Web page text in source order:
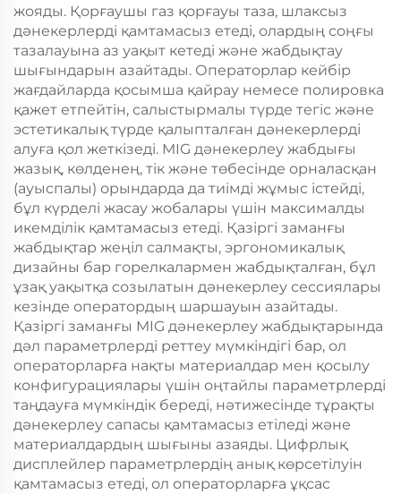
жояды. Қорғаушы газ қорғауы таза, шлаксыз
дәнекерлерді қамтамасыз етеді, олардың соңғы
тазалауына аз уақыт кетеді және жабдықтау
шығындарын азайтады. Операторлар кейбір
жағдайларда қосымша қайрау немесе полировка
қажет етпейтін, салыстырмалы түрде тегіс және
эстетикалық түрде қалыпталған дәнекерлерді
алуға қол жеткізеді. MIG дәнекерлеу жабдығы
жазық, көлденең, тік және төбесінде орналасқан
(ауыспалы) орындарда да тиімді жұмыс істейді,
бұл күрделі жасау жобалары үшін максималды
икемділік қамтамасыз етеді. Қазіргі заманғы
жабдықтар жеңіл салмақты, эргономикалық
дизайны бар горелкалармен жабдықталған, бұл
ұзақ уақытқа созылатын дәнекерлеу сессиялары
кезінде оператордың шаршауын азайтады.
Қазіргі заманғы MIG дәнекерлеу жабдықтарында
дәл параметрлерді реттеу мүмкіндігі бар, ол
операторларға нақты материалдар мен қосылу
конфигурациялары үшін оңтайлы параметрлерді
таңдауға мүмкіндік береді, нәтижесінде тұрақты
дәнекерлеу сапасы қамтамасыз етіледі және
материалдардың шығыны азаяды. Цифрлық
дисплейлер параметрлердің анық көрсетілуін
қамтамасыз етеді, ол операторларға ұқсас